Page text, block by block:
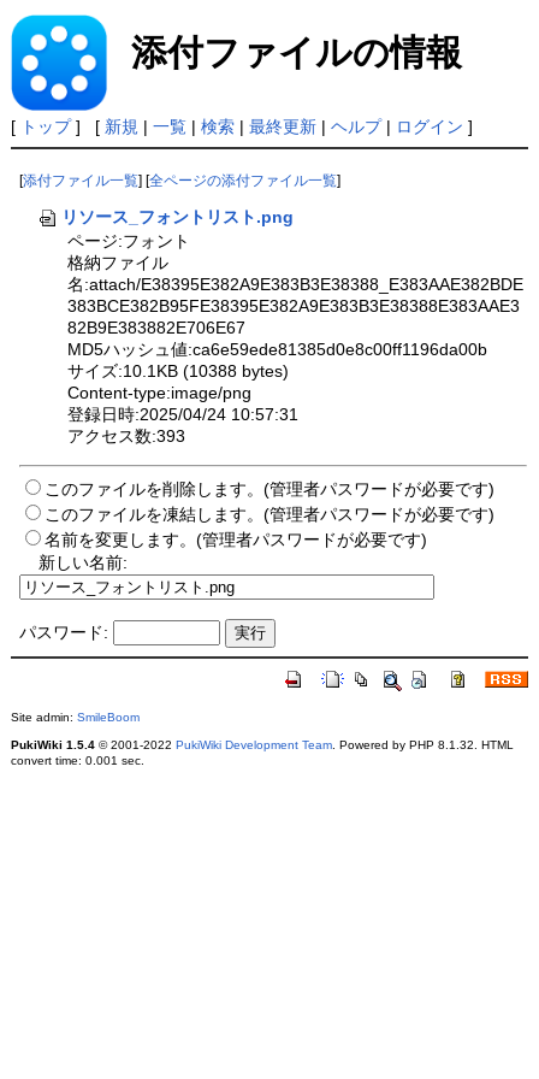
添付ファイルの情報
[ トップ] [ 新規 | 一覧| 検索| 最終更新| ヘルプ| ログイン ]
[添付ファイル一覧] [全ページの添付ファイル一覧]
リソース_フォントリスト.png
ページ:フォント
格納ファイル
名:attach/E38395E382A9E383B3E38388_E383AAE382BDE
383BCE382B95FE38395E382A9E383B3E38388E383AAE3
82B9E383882E706E67
MD5ハッシュ値:ca6e59ede81385d0e8c00ff1196da00b
サイズ:10.1KB (10388 bytes)
Content-type:image/png
登録日時:2025/04/24 10:57:31
アクセス数:393
このファイルを削除します。(管理者パスワードが必要です)
このファイルを凍結します。(管理者パスワードが必要です)
名前を変更します。(管理者パスワードが必要です)
新しい名前:
パスワード:
Site admin: SmileBoom
PukiWiki 1.5.4© 2001-2022 PukiWiki Development Team. Powered by PHP 8.1.32. HTML
convert time: 0.001 sec.